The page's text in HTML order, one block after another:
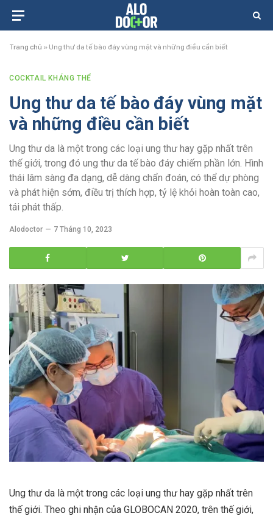
Trang chủ » Ung thư da tế bào đáy vùng mặt và những điều cần biết
COCKTAIL KHÁNG THỂ
Ung thư da tế bào đáy vùng mặt
và những điều cần biết
Ung thư da là một trong các loại ung thư hay gặp nhất trên
thế giới, trong đó ung thư da tế bào đáy chiếm phần lớn. Hình
thái lâm sàng đa dạng, dễ dàng chẩn đoán, có thể dự phòng
và phát hiện sớm, điều trị thích hợp, tỷ lệ khỏi hoàn toàn cao,
tái phát thấp.
Alodoctor 7 Tháng 10, 2023
Ung thư da là một trong các loại ung thư hay gặp nhất trên
thế giới. Theo ghi nhận của GLOBOCAN 2020, trên thế giới,